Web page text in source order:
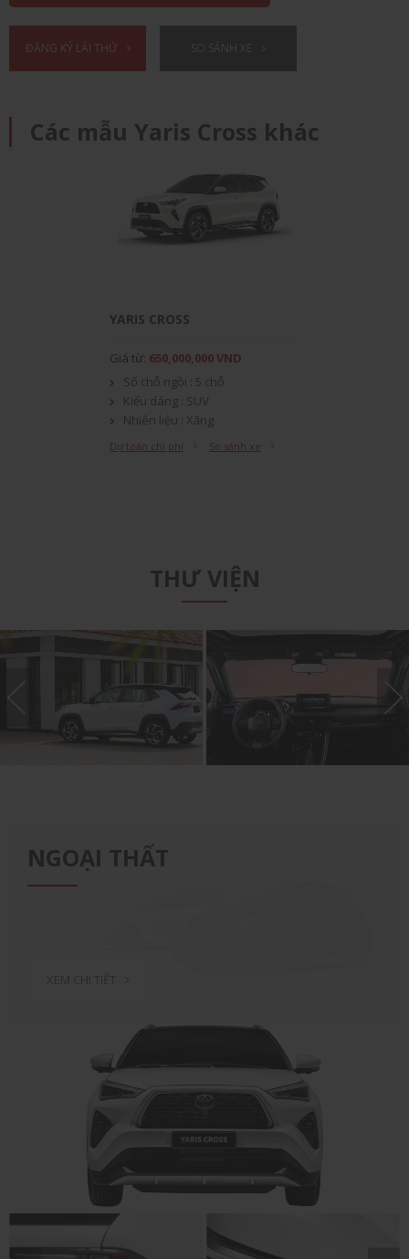
ĐĂNG KÝ LÁI THỬ SO SÁNH XE
Các mẫu Yaris Cross khác
YARIS CROSS
Giá từ: 650,000,000 VND
Số chỗ ngồi : 5 chỗ
Kiểu dáng : SUV
Nhiên liệu : Xăng
Xuất xứ : Xe nhập khẩu
Dự toán chi phí So sánh xe
THƯ VIỆN
NGOẠI THẤT